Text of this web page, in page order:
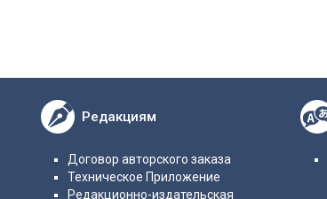
Редакциям
Договор авторского заказа
Техническое Приложение
Редакционно-издательская